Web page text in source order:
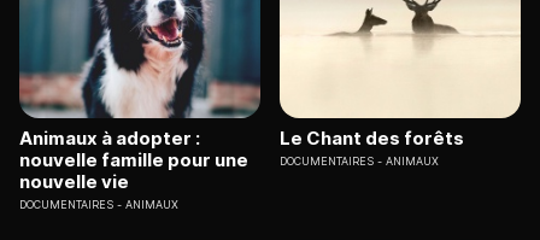
Animaux à adopter :
nouvelle famille pour une
nouvelle vie
DOCUMENTAIRES ANIMAUX
Le Chant des forêts
DOCUMENTAIRES ANIMAUX